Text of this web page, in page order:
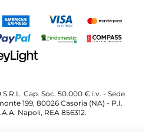
Cap. Soc. 50.000 € i.v. - Sede
199, 80026 Casoria (NA) - P.I.
Napoli, REA 856312.